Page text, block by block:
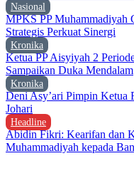
Nasional
MPKS PP Muhammadiyah
Strategis Perkuat Sinergi
Kronika
Ketua PP Aisyiyah 2
Sampaikan Duka Mendalam
Kronika
Deni Asy’ari Pimpin
Johari
Headline
Abidin Fikri: Kearifan dan
Muhammadiyah kepada